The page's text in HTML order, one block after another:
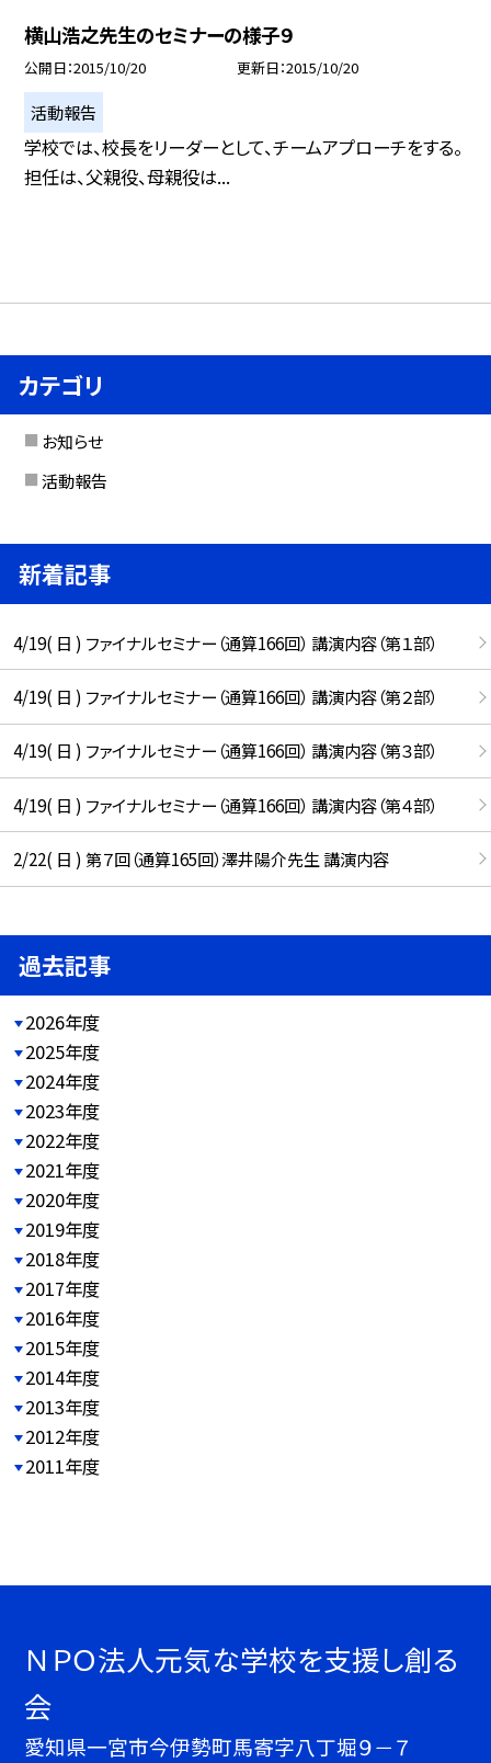
横山浩之先生のセミナーの様子９
公開日 2015/10/20 更新日 2015/10/20
活動報告
学校では、校長をリーダーとして、チームアプローチをする。
担任は、父親役、母親役は...
カテゴリ
お知らせ
活動報告
新着記事
4/19( 日 ) ファイナルセミナー（通算166回） 講演内容（第１部）
4/19( 日 ) ファイナルセミナー（通算166回） 講演内容（第２部）
4/19( 日 ) ファイナルセミナー（通算166回） 講演内容（第３部）
4/19( 日 ) ファイナルセミナー（通算166回） 講演内容（第４部）
2/22( 日 ) 第７回（通算165回）澤井陽介先生 講演内容
過去記事
2026年度
2025年度
2024年度
2023年度
2022年度
2021年度
2020年度
2019年度
2018年度
2017年度
2016年度
2015年度
2014年度
2013年度
2012年度
2011年度
ＮＰＯ法人元気な学校を支援し創る
会
愛知県一宮市今伊勢町馬寄字八丁堀９－７